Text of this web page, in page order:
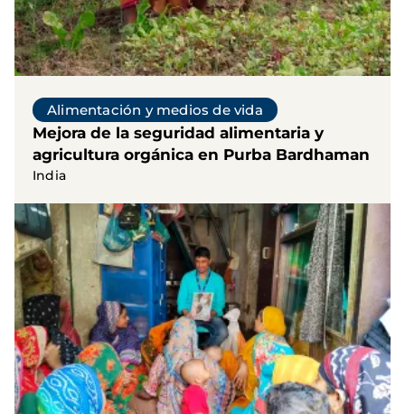
Alimentación y medios de vida
Mejora de la seguridad alimentaria y
agricultura orgánica en Purba Bardhaman
India